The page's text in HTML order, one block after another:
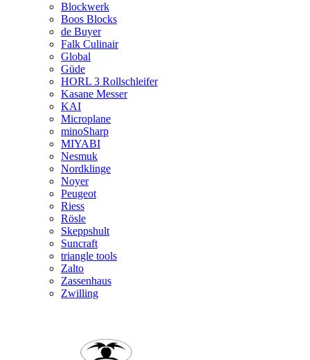
Blockwerk
Boos Blocks
de Buyer
Falk Culinair
Global
Güde
HORL 3 Rollschleifer
Kasane Messer
KAI
Microplane
minoSharp
MIYABI
Nesmuk
Nordklinge
Noyer
Peugeot
Riess
Rösle
Skeppshult
Suncraft
triangle tools
Zalto
Zassenhaus
Zwilling